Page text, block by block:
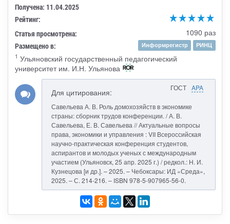
Получена: 11.04.2025
Рейтинг:
Статья просмотрена:
1090 раз
Размещено в: Информрегистр
РИНЦ
1 Ульяновский государственный педагогический
университет им. И.Н. Ульянова
ГОСТ APA
Для цитирования:
Савельева А. В. Роль домохозяйств в экономике
страны: сборник трудов конференции. / А. В.
Савельева, Е. В. Савельева // Актуальные вопросы
права, экономики и управления : VII Всероссийская
научно-практическая конференция студентов,
аспирантов и молодых ученых с международным
участием (Ульяновск, 25 апр. 2025 г.) / редкол.: Н. И.
Кузнецова [и др.]. – 2025. – Чебоксары: ИД «Среда»,
2025. – С. 214-216. – ISBN 978-5-907965-56-0.